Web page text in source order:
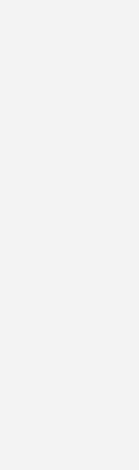
bifazialen Modulen
des
Trotz der
der Fläche für
Technik erhalten.
für
genutzt.
das
eine
ist extrem
und
Hans Joachim
des Projekts.
und
essenziell“,